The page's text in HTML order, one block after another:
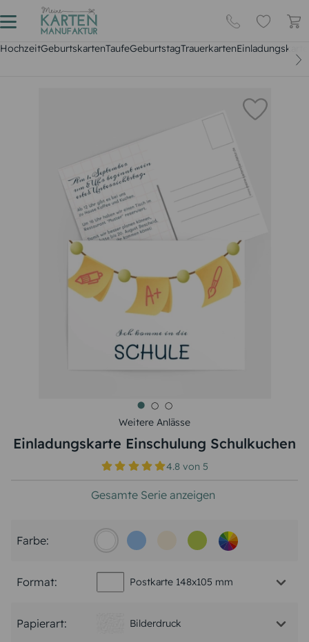
HochzeitGeburtskartenTaufeGeburtstagTrauerkarten
Weitere Anlässe
Einladungskarte Einschulung Schulkuchen
4.8 von5
Gesamte Serie anzeigen
Farbe:
Format: Postkarte 148x105 mm
Papierart: Bilderdruck